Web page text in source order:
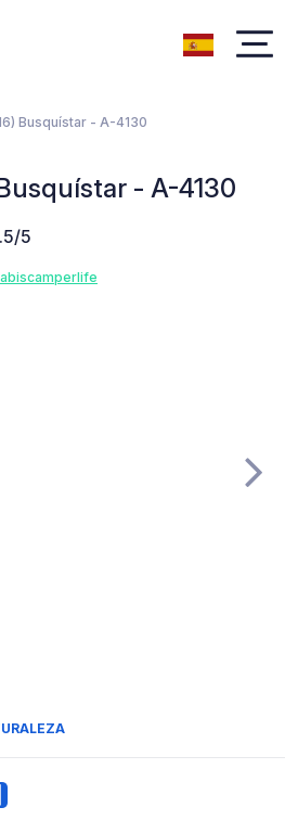
Busquístar - A-4130
- A-4130
5